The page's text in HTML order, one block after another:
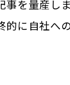
を量産
に自社へ